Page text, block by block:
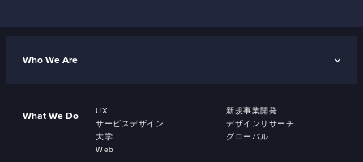
Who We Are
What We Do UX
新規事業開発
サービスデザイン
デザインリサーチ
大学
グローバル
Web